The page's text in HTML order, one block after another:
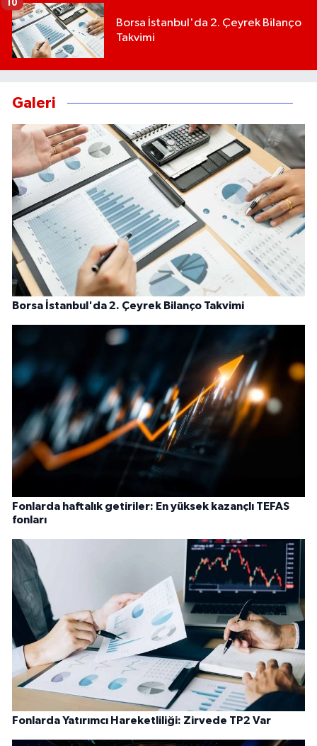
Borsa İstanbul'da 2. Çeyrek Bilanço
Takvimi
10
Galeri
Borsa İstanbul'da 2. Çeyrek Bilanço Takvimi
Fonlarda haftalık getiriler: En yüksek kazançlı TEFAS
fonları
Fonlarda Yatırımcı Hareketliliği: Zirvede TP2 Var